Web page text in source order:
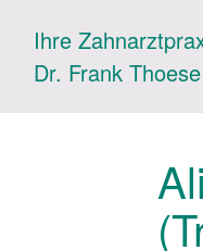
Ihre
Dr. Frank Thoese